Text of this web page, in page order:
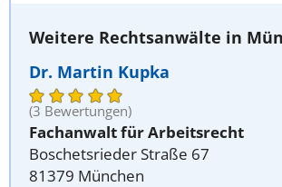
Weitere Rechtsanwälte in
Dr. Martin Kupka
(3 Bewertungen)
Fachanwalt für Arbeitsrecht
Boschetsrieder Straße 67
81379 München